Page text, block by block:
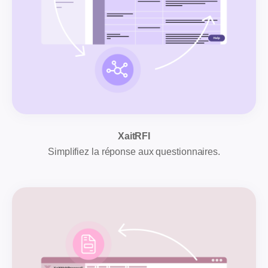
XaitRFI
Simplifiez la réponse aux questionnaires.